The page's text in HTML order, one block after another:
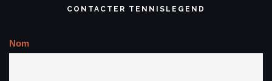
CONTACTER TENNISLEGEND
Nom